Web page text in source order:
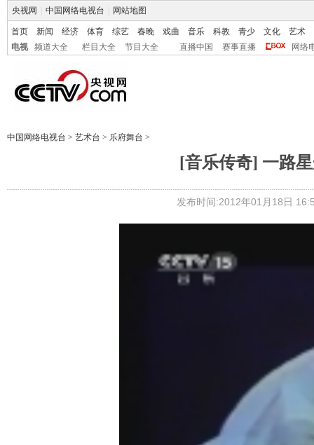
央视网 中国网络电视台 网站地图
首页 新闻 经济 体育 综艺 春晚 戏曲 音乐 科教 青少 文化
艺术
电视
频道大全 栏目大全 节目大全 直播中国 赛事直播 网络
中国网络电视台 > 艺术台 > 乐府舞台 >
[音乐传奇] 一路星
发布时间:2012年01月18日